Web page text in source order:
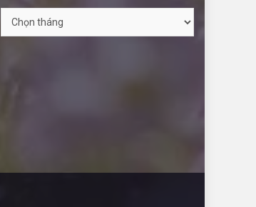
Lưu
Trữ